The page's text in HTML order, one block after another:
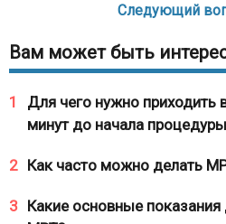
Следующий
Вам может быть
1
Для чего нужно приходить
минут до начала
2 Как часто можно делать
3 Какие основные